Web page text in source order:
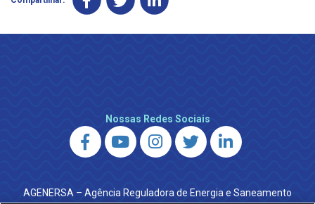
Nossas Redes Sociais
AGENERSA – Agência Reguladora de Energia e Saneamento